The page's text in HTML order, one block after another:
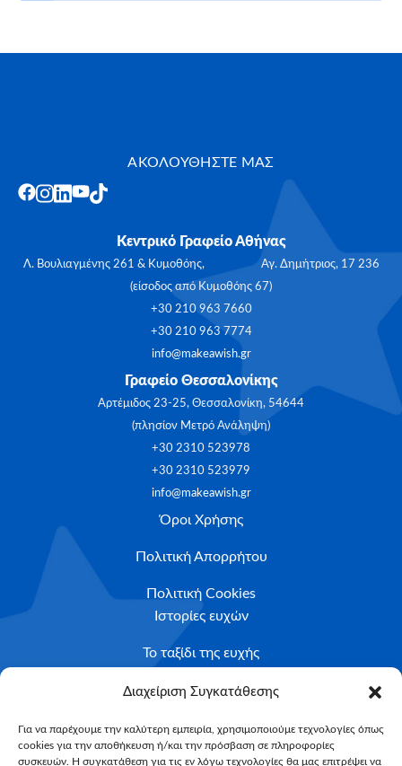
Διαχείριση Συγκατάθεσης
Για να παρέχουμε την καλύτερη εμπειρία, χρησιμοποιούμε τεχνολογίες όπως
cookies για την αποθήκευση ή/και την πρόσβαση σε πληροφορίες
συσκευών. Η συγκατάθεση για τις εν λόγω τεχνολογίες θα μας επιτρέψει να
ΑΚΟΛΟΥΘΗΣΤΕ ΜΑΣ
Κεντρικό Γραφείο Αθήνας
Λ. Βουλιαγμένης 261 & Κυμοθόης, Αγ. Δημήτριος, 17 236
(είσοδος από Κυμοθόης 67)
+30 210 963 7660
+30 210 963 7774
info@makeawish.gr
Γραφείο Θεσσαλονίκης
Αρτέμιδος 23-25, Θεσσαλονίκη, 54644
(πλησίον Μετρό Ανάληψη)
+30 2310 523978
+30 2310 523979
info@makeawish.gr
Όροι Χρήσης
Πολιτική Απορρήτου
Πολιτική Cookies
Ιστορίες ευχών
Το ταξίδι της ευχής
Κριτήρια Καταλληλότητας
Υποβολή Αιτήματος
NEWSLETTER